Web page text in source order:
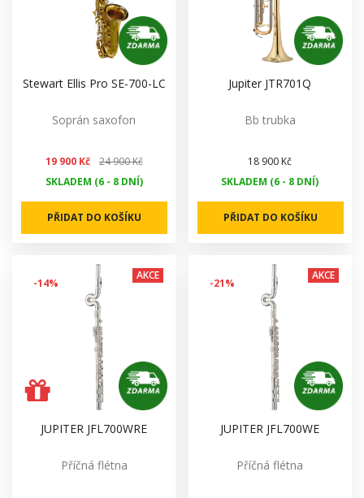
Stewart Ellis Pro SE-700-LC
Soprán saxofon
19 900 Kč
24 900 Kč
SKLADEM (6 - 8 DNÍ)
PŘIDAT DO KOŠÍKU
Jupiter JTR701Q
Bb trubka
18 900 Kč
SKLADEM (6 - 8 DNÍ)
PŘIDAT DO KOŠÍKU
-14%
AKCE
JUPITER JFL700WRE
Příčná flétna
-21%
AKCE
JUPITER JFL700WE
Příčná flétna